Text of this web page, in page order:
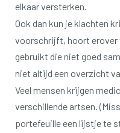
elkaar versterken.
Ook dan kun je klachten
voorschrijft, hoort erover
gebruikt die niet goed
niet altijd een overzicht
Veel mensen krijgen
verschillende artsen.
portefeuille een lijstje te